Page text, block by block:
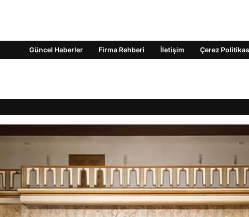
Güncel Haberler Firma Rehberi İletişim Çerez